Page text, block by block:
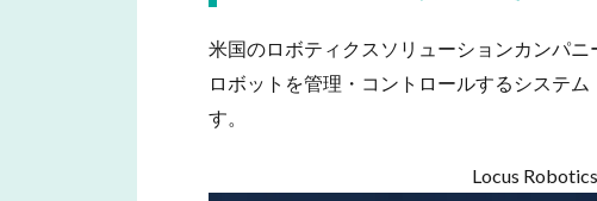
米国のロボティクスソリューションカンパ
ロボットを管理・コントロールするシステ
す。
Locus